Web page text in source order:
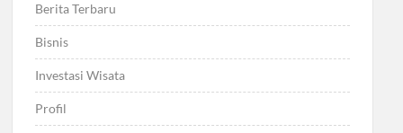
Berita Terbaru
Bisnis
Investasi Wisata
Profil